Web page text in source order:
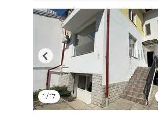
1 /17
Previous